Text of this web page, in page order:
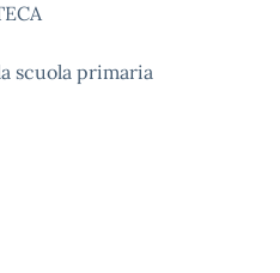
scuola primaria